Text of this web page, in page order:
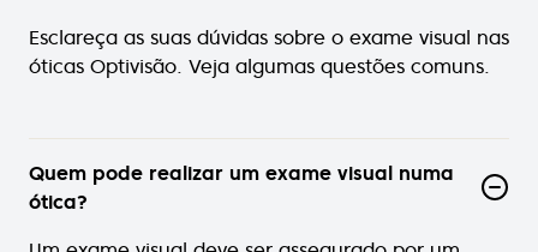
Esclareça as suas dúvidas sobre o exame visual nas
óticas Optivisão. Veja algumas questões comuns.
Quem pode realizar um exame visual numa
ótica?